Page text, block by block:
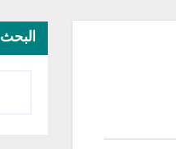
البحث